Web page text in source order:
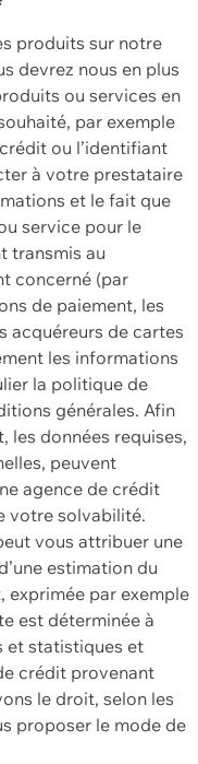
produits sur notre
devrez nous en plus
ou services en
par exemple
ou l’identifiant
à votre prestataire
et le fait que
service pour le
transmis au
concerné (par
de paiement, les
acquéreurs de cartes
les informations
la politique de
générales. Afin
les données requises,
peuvent
agence de crédit
votre solvabilité.
vous attribuer une
estimation du
exprimée par exemple
est déterminée à
et statistiques et
crédit provenant
le droit, selon les
proposer le mode de